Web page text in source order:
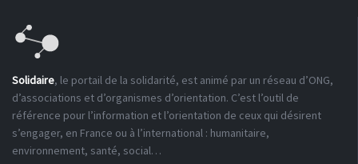
Solidaire, le portail de la solidarité, est animé par un réseau d’ONG,
d’associations et d’organismes d’orientation. C’est l’outil de
référence pour l’information et l’orientation de ceux qui désirent
s’engager, en France ou à l’international : humanitaire,
environnement, santé, social…